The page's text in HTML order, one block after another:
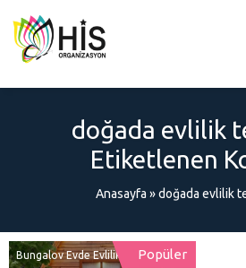
doğada evlilik
Etiketlenen
Anasayfa »doğada evlilik
Bungalov Evde Evlilik TeklifiPopüler